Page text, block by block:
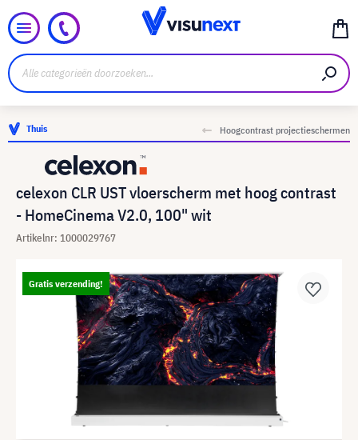
Thuis Hoogcontrast projectieschermen
celexon CLR UST vloerscherm met hoog contrast
- HomeCinema V2.0, 100" wit
Artikelnr: 1000029767
Gratis verzending!